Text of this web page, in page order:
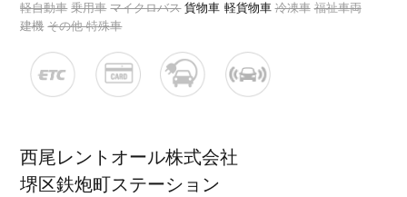
軽自動車 乗用車 マイクロバス 貨物車 軽貨物車 冷凍車 福祉車両
建機 その他 特殊車
西尾レントオール株式会社
堺区鉄炮町ステーション